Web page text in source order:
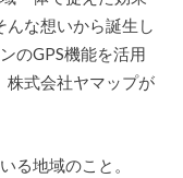
な想いから誕生し
のGPS機能を活用
株式会社ヤマップが
る地域のこと。